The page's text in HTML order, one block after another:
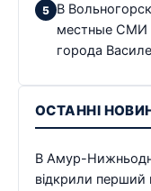
В
местные СМИ
города
ОСТАННІ
В Амур-
відкрили перший